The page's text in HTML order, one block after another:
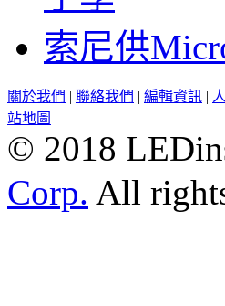
索尼供
關於我們 | 聯絡我們 | 編輯資訊 |
站地圖
© 2018
Corp. All